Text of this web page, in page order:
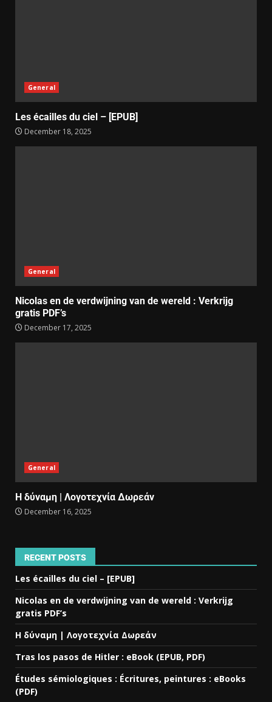
General
Les écailles du ciel – [EPUB]
December 18, 2025
General
Nicolas en de verdwijning van de wereld : Verkrijg
gratis PDF’s
December 17, 2025
General
Η δύναμη | Λογοτεχνία Δωρεάν
December 16, 2025
RECENT POSTS
Les écailles du ciel – [EPUB]
Nicolas en de verdwijning van de wereld : Verkrijg
gratis PDF’s
Η δύναμη | Λογοτεχνία Δωρεάν
Tras los pasos de Hitler : eBook (EPUB, PDF)
Études sémiologiques : Écritures, peintures : eBooks
(PDF)